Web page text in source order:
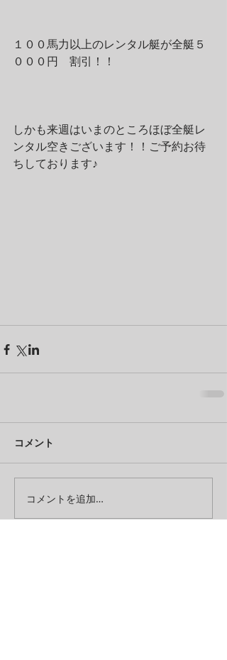
１００馬力以上のレンタル艇が全艇５
０００円　割引！！
しかも来週はいまのところほぼ全艇レ
ンタル空きございます！！ご予約お待
ちしております♪
コメント
コメントを追加…